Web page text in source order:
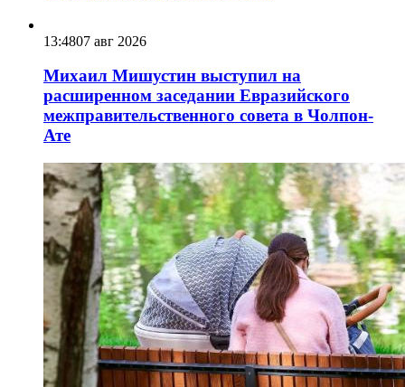
13:4807 авг 2026
Михаил Мишустин выступил на
расширенном заседании Евразийского
межправительственного совета в Чолпон-
Ате